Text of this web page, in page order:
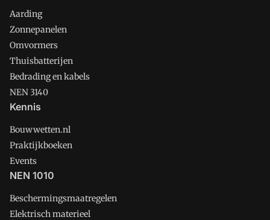
Aarding
Zonnepanelen
Omvormers
Thuisbatterijen
Bedrading en kabels
NEN 3140
Kennis
Bouwwetten.nl
Praktijkboeken
Events
NEN 1010
Beschermingsmaatregelen
Elektrisch materieel